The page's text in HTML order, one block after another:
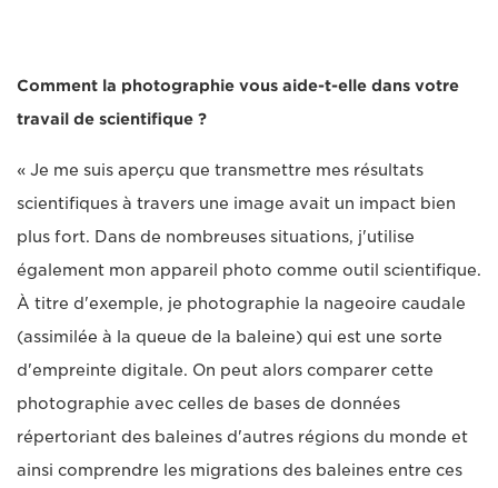
Comment la photographie vous aide-t-elle dans votre
travail de scientifique ?
« Je me suis aperçu que transmettre mes résultats
scientifiques à travers une image avait un impact bien
plus fort. Dans de nombreuses situations, j'utilise
également mon appareil photo comme outil scientifique.
À titre d'exemple, je photographie la nageoire caudale
(assimilée à la queue de la baleine) qui est une sorte
d'empreinte digitale. On peut alors comparer cette
photographie avec celles de bases de données
répertoriant des baleines d'autres régions du monde et
ainsi comprendre les migrations des baleines entre ces